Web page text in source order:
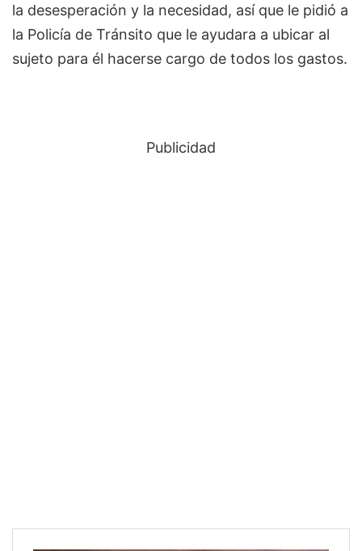
la desesperación y la necesidad, así que le pidió a
la Policía de Tránsito que le ayudara a ubicar al
sujeto para él hacerse cargo de todos los gastos.
Publicidad